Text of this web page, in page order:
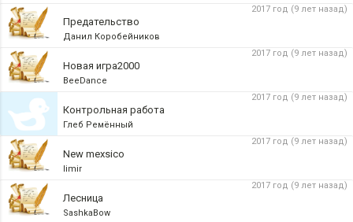
2017 год (9 лет назад)
Предательство
Данил Коробейников
2017 год (9 лет назад)
Новая игра2000
BeeDance
2017 год (9 лет назад)
Контрольная работа
Глеб Ремённый
2017 год (9 лет назад)
New mexsico
limir
2017 год (9 лет назад)
Лесница
SashkaBow